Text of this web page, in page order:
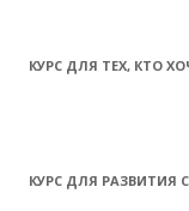
КУРС ДЛЯ ТЕХ, КТО
КУРС ДЛЯ РАЗВИТИЯ